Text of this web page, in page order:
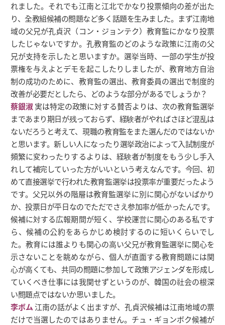
れました。それでも江南と江北でかなり投票傾向の差が出た
り、全教組候補の問題など多く話題を生みました。まず江南地
域の父兄が孔貞沢（コン・ジョンテク）教育監にかなり投票
したじゃないですか。孔教育監のどのような政策に江南の父
兄が支持を示したと思いますか。選挙当時、一部の学生が投
票権を与えよとデモを起こしたりしましたが、教育地方自治
制の成功のために、教育監の選出、教育委員の選出で制度的
改善が必要だとしたら、どのような部分があるでしょうか？
蔡銀淑 実は特定の政策に対する賛否よりは、次の教育監選挙
まであまり期日が残っておらず、経験者がやればさほど混乱は
ないだろうと考えて、現職の教育監をまた選んだのではないか
と思います。新しい人になったり選挙政治によって入試制度が
頻繁に変わったりするよりは、経験者が制度をもう少し手入
れして補完していった方がいいという考えなんです。今回、初
めて直接選挙で行われた教育監選挙は投票率が重要だったよう
です。父兄以外の階層は教育監選挙に別に関心がないばかり
か、投票日が平日なのでただでさえ参加率が低かったんです。
候補に対する広報期間が短く、学校運営に関心のある私です
ら、候補の公約をあらかじめ検討するのに短いくらいでし
た。教育には誰よりも関心の高い父兄が教育監選挙に関心を
示さないことを眺めながら、個人が直面する教育問題には関
心が高くても、共同の問題に参加して政策アジェンダを形成し
ていくべき仕事には我関せずというのが、韓国の社会の根深
い問題点ではないか思いました。
李ボム 江南の話がよく出ますが、孔貞沢候補は江南地域の票
だけで当選したのではありません。チュ・ギョンボク候補が